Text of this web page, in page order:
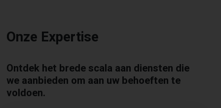
Onze Expertise
Ontdek het brede scala aan diensten die
we aanbieden om aan uw behoeften te
voldoen.